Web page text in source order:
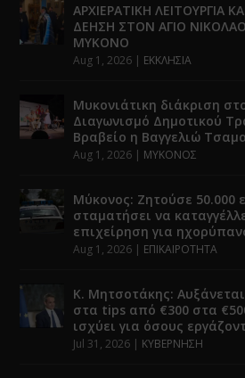
ΑΡΧΙΕΡΑΤΙΚΗ ΛΕΙΤΟΥΡΓΙΑ
ΔΕΗΣΗ ΣΤΟΝ ΑΓΙΟ
ΜΥΚΟΝΟ
Aug 1, 2026 | ΕΚΚΛΗΣΙΑ
Μυκονιάτικη διάκριση
Διαγωνισμό Δημοτικού
Βραβείο η Βαγγελιώ
Aug 1, 2026 | ΜΥΚΟΝΟΣ
Μύκονος: Ζητούσε 50.000
σταματήσει να
επιχείρηση για
Aug 1, 2026 | ΕΠΙΚΑΙΡΟΤΗΤΑ
Κ. Μητσοτάκης:
στα tips από €300 στα
ισχύει για όσους
Jul 31, 2026 | ΚΥΒΕΡΝΗΣΗ